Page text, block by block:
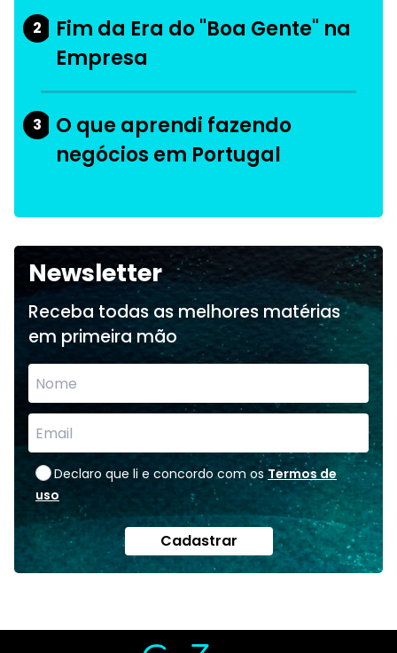
2
Fim da Era do "Boa Gente" na
Empresa
3
O que aprendi fazendo
negócios em Portugal
Newsletter
Receba todas as melhores matérias
em primeira mão
Declaro que li e concordo com os Termos de
uso
Cadastrar